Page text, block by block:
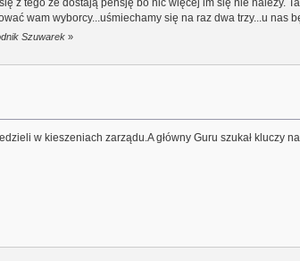
z tego że dostają pensję bo nic więcej im się nie należy.
wam wyborcy...uśmiechamy się na raz dwa trzy...u nas
Szuwarek»
w kieszeniach zarządu.A główny Guru szukał kluczy